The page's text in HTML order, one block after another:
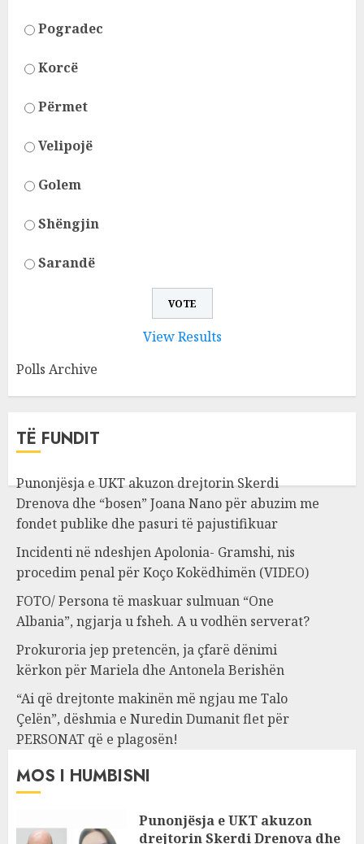
Pogradec
Korcë
Përmet
Velipojë
Golem
Shëngjin
Sarandë
View Results
Polls Archive
TË FUNDIT
Punonjësja e UKT akuzon drejtorin Skerdi
Drenova dhe “bosen” Joana Nano për abuzim me
fondet publike dhe pasuri të pajustifikuar
Incidenti në ndeshjen Apolonia- Gramshi, nis
procedim penal për Koço Kokëdhimën (VIDEO)
FOTO/ Persona të maskuar sulmuan “One
Albania”, ngjarja u fsheh. A u vodhën serverat?
Prokuroria jep pretencën, ja çfarë dënimi
kërkon për Mariela dhe Antonela Berishën
“Ai që drejtonte makinën më ngjau me Talo
Çelën”, dëshmia e Nuredin Dumanit flet për
PERSONAT që e plagosën!
MOS I HUMBISNI
Punonjësja e UKT akuzon
drejtorin Skerdi Drenova dhe